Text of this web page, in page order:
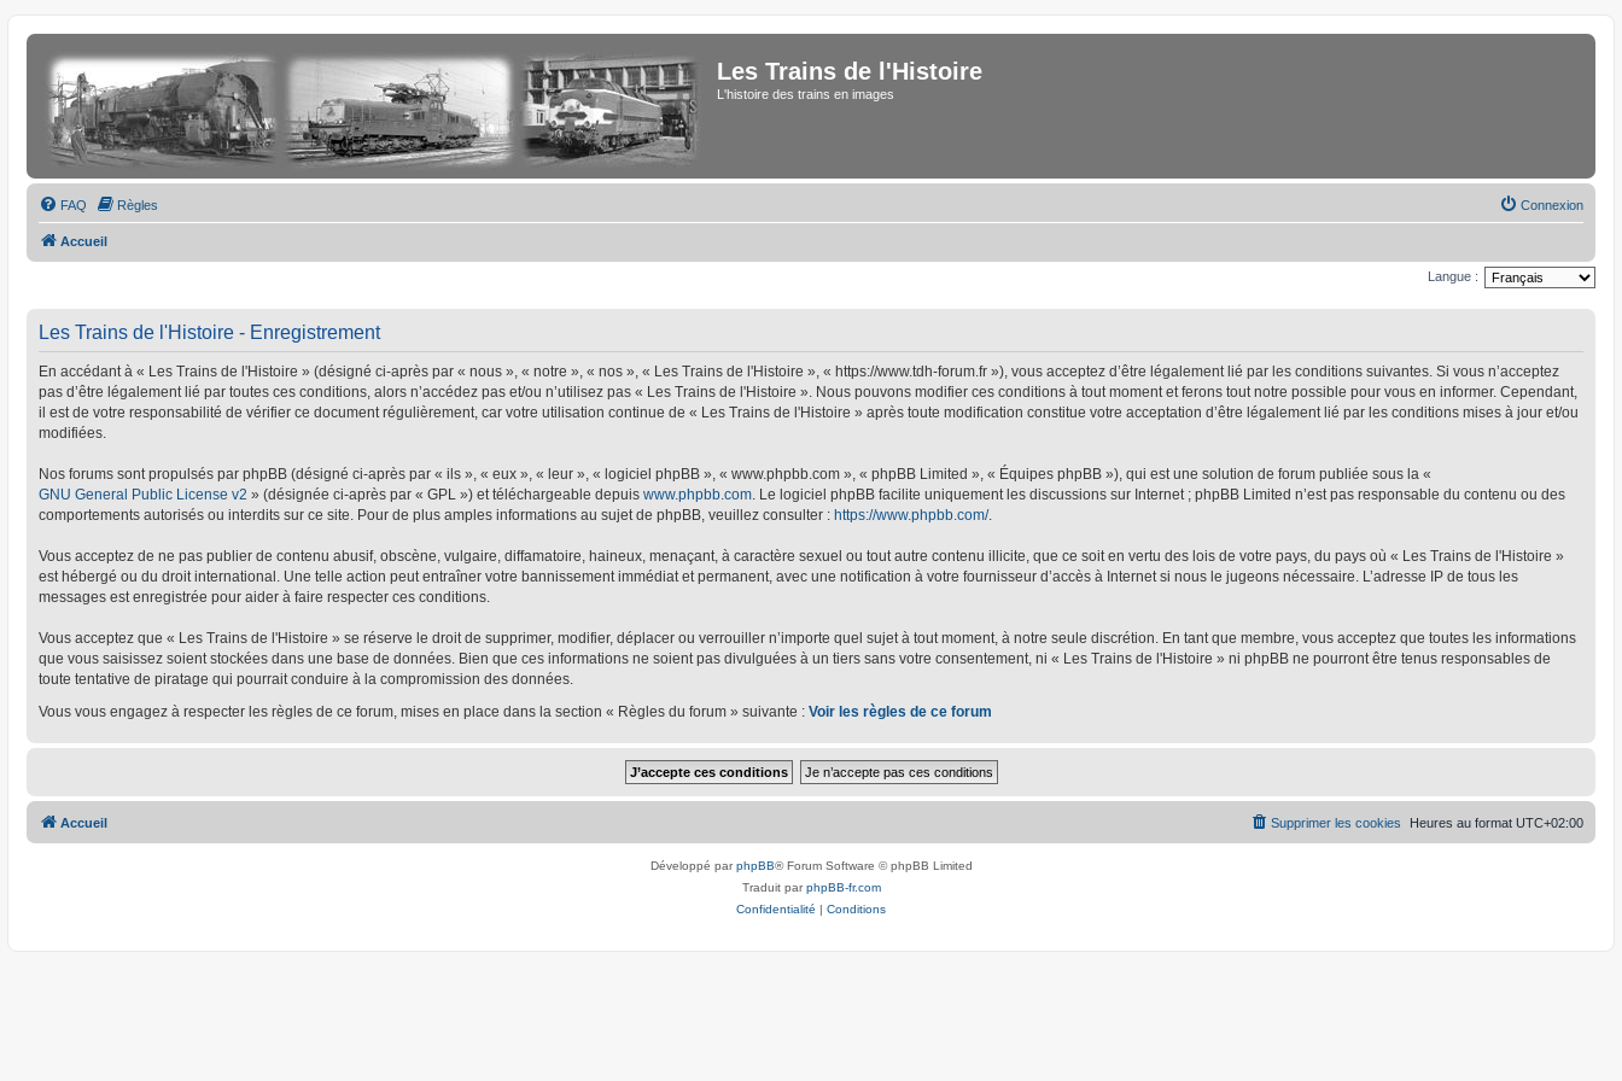
Les Trains de l'Histoire
L'histoire des trains en images
FAQ Règles Connexion
Accueil
Langue :
Les Trains de l'Histoire - Enregistrement
En accédant à « Les Trains de l'Histoire » (désigné ci-après par « nous », « notre », « nos », « Les Trains de l'Histoire », « https://www.tdh-forum.fr »), vous acceptez d’être légalement lié par les conditions suivantes. Si vous n’acceptez
pas d’être légalement lié par toutes ces conditions, alors n’accédez pas et/ou n’utilisez pas « Les Trains de l'Histoire ». Nous pouvons modifier ces conditions à tout moment et ferons tout notre possible pour vous en informer. Cependant,
il est de votre responsabilité de vérifier ce document régulièrement, car votre utilisation continue de « Les Trains de l'Histoire » après toute modification constitue votre acceptation d’être légalement lié par les conditions mises à jour et/ou
modifiées.
Nos forums sont propulsés par phpBB (désigné ci-après par « ils », « eux », « leur », « logiciel phpBB », « www.phpbb.com », « phpBB Limited », « Équipes phpBB »), qui est une solution de forum publiée sous la «
GNU General Public License v2 » (désignée ci-après par « GPL ») et téléchargeable depuis www.phpbb.com . Le logiciel phpBB facilite uniquement les discussions sur Internet ; phpBB Limited n’est pas responsable du contenu ou des
comportements autorisés ou interdits sur ce site. Pour de plus amples informations au sujet de phpBB, veuillez consulter : https://www.phpbb.com/.
Vous acceptez de ne pas publier de contenu abusif, obscène, vulgaire, diffamatoire, haineux, menaçant, à caractère sexuel ou tout autre contenu illicite, que ce soit en vertu des lois de votre pays, du pays où « Les Trains de l'Histoire »
est hébergé ou du droit international. Une telle action peut entraîner votre bannissement immédiat et permanent, avec une notification à votre fournisseur d’accès à Internet si nous le jugeons nécessaire. L’adresse IP de tous les
messages est enregistrée pour aider à faire respecter ces conditions.
Vous acceptez que « Les Trains de l'Histoire » se réserve le droit de supprimer, modifier, déplacer ou verrouiller n’importe quel sujet à tout moment, à notre seule discrétion. En tant que membre, vous acceptez que toutes les informations
que vous saisissez soient stockées dans une base de données. Bien que ces informations ne soient pas divulguées à un tiers sans votre consentement, ni « Les Trains de l'Histoire » ni phpBB ne pourront être tenus responsables de
toute tentative de piratage qui pourrait conduire à la compromission des données.
Vous vous engagez à respecter les règles de ce forum, mises en place dans la section « Règles du forum » suivante : Voir les règles de ce forum
Accueil Heures au format UTC+02:00
Supprimer les cookies
Développé parphpBB® Forum Software © phpBB Limited
Traduit parphpBB-fr.com
Confidentialité | Conditions